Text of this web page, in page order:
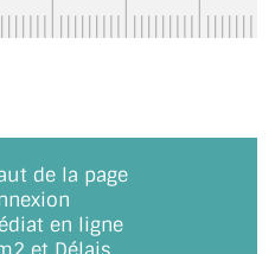
de la page
en ligne